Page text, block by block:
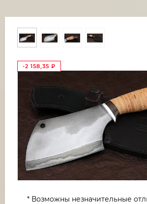
-2 158,35 ₽
* Возможны незначительные